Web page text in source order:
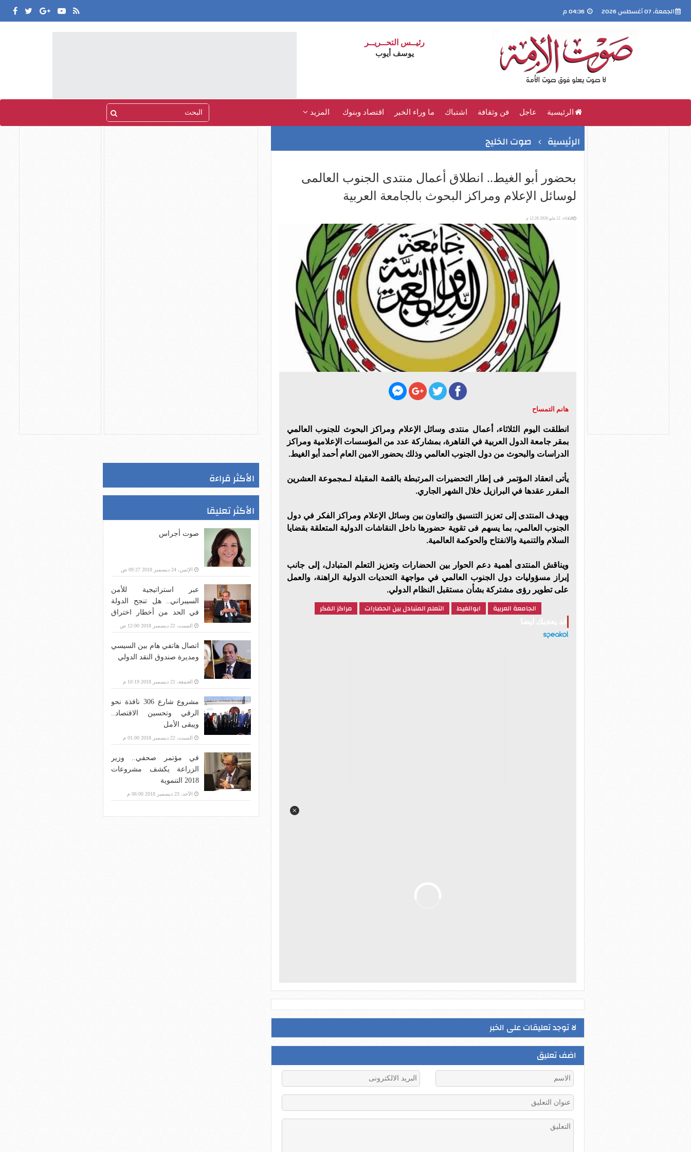
الجمعة، 07 أغسطس 2026
رئيــس التحــريــر
يوسف أيوب
الرئيسية عاجل فن وثقافة اشتباك ما وراء الخبر اقتصاد وبنوك المزيد
الرئيسية صوت الخليج
بحضور أبو الغيط.. انطلاق أعمال منتدى الجنوب العالمى
لوسائل الإعلام ومراكز البحوث بالجامعة العربية
الثلاثاء، 12 مايو 2026 12:26 م
هانم التمساح
انطلقت اليوم الثلاثاء، أعمال منتدى وسائل الإعلام ومراكز البحوث للجنوب العالمي
بمقر جامعة الدول العربية في القاهرة، بمشاركة عدد من المؤسسات الإعلامية ومراكز
الدراسات والبحوث من دول الجنوب العالمي وذلك بحضور الامين العام أحمد أبو الغيط.
يأتى انعقاد المؤتمر فى إطار التحضيرات المرتبطة بالقمة المقبلة لـمجموعة العشرين
المقرر عقدها في البرازيل خلال الشهر الجاري.
ويهدف المنتدى إلى تعزيز التنسيق والتعاون بين وسائل الإعلام ومراكز الفكر في دول
الجنوب العالمي، بما يسهم فى تقوية حضورها داخل النقاشات الدولية المتعلقة بقضايا
السلام والتنمية والانفتاح والحوكمة العالمية.
ويناقش المنتدى أهمية دعم الحوار بين الحضارات وتعزيز التعلم المتبادل، إلى جانب
إبراز مسؤوليات دول الجنوب العالمي في مواجهة التحديات الدولية الراهنة، والعمل
على تطوير رؤى مشتركة بشأن مستقبل النظام الدولي.
الجامعة العربية ابوالغيط التعلم المتبادل بين الحضارات مراكز الفكر
لا توجد تعليقات على الخبر
اضف تعليق
الأكثر قراءة
الأكثر تعليقا
صوت أجراس
الإثنين، 24 ديسمبر 2018 09:27 ص
عبر استراتيجية للأمن
السيبراني.. هل تنجح الدولة
في الحد من أخطار اختراق
بنية الاتصالات؟
السبت، 22 ديسمبر 2018 12:00 ص
اتصال هاتفي هام بين السيسي
ومديرة صندوق النقد الدولي
الجمعة، 21 ديسمبر 2018 10:19 م
مشروع شارع 306 نافذة نحو
الرقي وتحسين الاقتصاد..
ويبقى الأمل
السبت، 22 ديسمبر 2018 01:00 م
في مؤتمر صحفي.. وزير
الزراعة يكشف مشروعات
2018 التنموية
الأحد، 23 ديسمبر 2018 06:00 م